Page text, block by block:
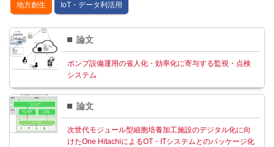
地⽅創⽣ IoT・データ利活⽤
論文
ポンプ設備運用の省人化・効率化に寄与する監視・点検
システム
論文
次世代モジュール型細胞培養加工施設のデジタル化に向
けたOne HitachiによるOT・ITシステムとのパッケージ化